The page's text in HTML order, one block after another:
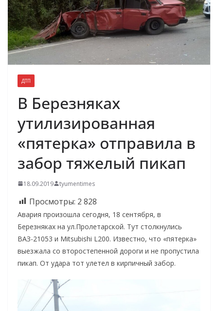
ДТП
В Березняках
утилизированная
«пятерка» отправила в
забор тяжелый пикап
18.09.2019 tyumentimes
Просмотры: 2 828
Авария произошла сегодня, 18 сентября, в
Березняках на ул.Пролетарской. Тут столкнулись
ВАЗ-21053 и Mitsubishi L200. Известно, что «пятерка»
выезжала со второстепенной дороги и не пропустила
пикап. От удара тот улетел в кирпичный забор.